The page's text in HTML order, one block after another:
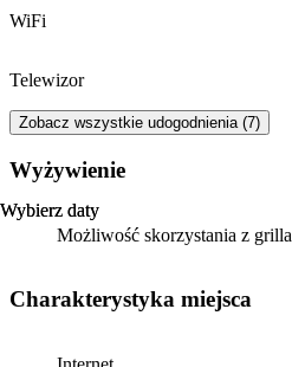
Wybierz daty
Wybierz daty
WiFi
Telewizor
Zobacz wszystkie udogodnienia (7)
Wyżywienie
Możliwość skorzystania z grilla
Charakterystyka miejsca